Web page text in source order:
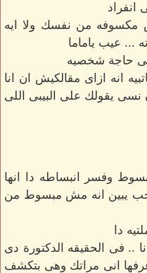
انفراد
مكسوفه من نفسك ولا ايه
... عيب ياماما
فى حاجة شخصيه
انه ازاى مقالكيش ان انا
يقولك على البيبى اللى
وفسر انبساطه دا انها
يبين انه مش مبسوط من
دا
.. فى الحقيقه الدكتورة دى
انى مراتك وهى بتكشف